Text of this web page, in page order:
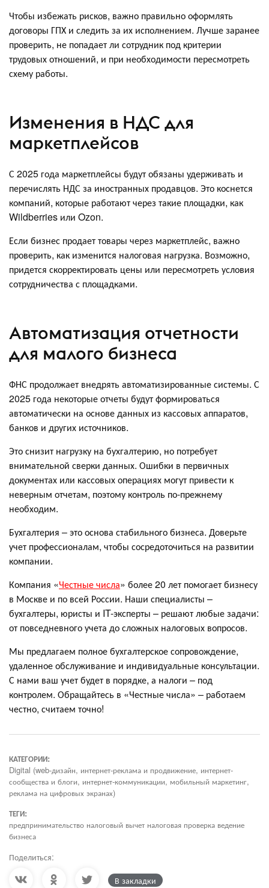
Чтобы избежать рисков, важно правильно оформлять
договоры ГПХ и следить за их исполнением. Лучше заранее
проверить, не попадает ли сотрудник под критерии
трудовых отношений, и при необходимости пересмотреть
схему работы.
Изменения в НДС для
маркетплейсов
С 2025 года маркетплейсы будут обязаны удерживать и
перечислять НДС за иностранных продавцов. Это коснется
компаний, которые работают через такие площадки, как
Wildberries или Ozon.
Если бизнес продает товары через маркетплейс, важно
проверить, как изменится налоговая нагрузка. Возможно,
придется скорректировать цены или пересмотреть условия
сотрудничества с площадками.
Автоматизация отчетности
для малого бизнеса
ФНС продолжает внедрять автоматизированные системы. С
2025 года некоторые отчеты будут формироваться
автоматически на основе данных из кассовых аппаратов,
банков и других источников.
Это снизит нагрузку на бухгалтерию, но потребует
внимательной сверки данных. Ошибки в первичных
документах или кассовых операциях могут привести к
неверным отчетам, поэтому контроль по-прежнему
необходим.
Бухгалтерия – это основа стабильного бизнеса. Доверьте
учет профессионалам, чтобы сосредоточиться на развитии
компании.
Компания «Честные числа» более 20 лет помогает бизнесу
в Москве и по всей России. Наши специалисты –
бухгалтеры, юристы и IT-эксперты – решают любые задачи:
от повседневного учета до сложных налоговых вопросов.
Мы предлагаем полное бухгалтерское сопровождение,
удаленное обслуживание и индивидуальные консультации.
С нами ваш учет будет в порядке, а налоги – под
контролем. Обращайтесь в «Честные числа» – работаем
честно, считаем точно!
КАТЕГОРИИ:
Digital (web-дизайн, интернет-реклама и продвижение, интернет-
сообщества и блоги, интернет-коммуникации, мобильный маркетинг,
реклама на цифровых экранах)
ТЕГИ:
предпринимательство налоговый вычет налоговая проверка ведение
бизнеса
Поделиться:
В закладки